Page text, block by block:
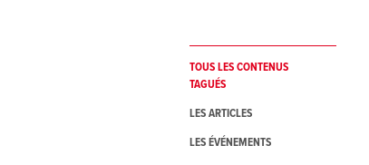
TOUS LES CONTENUS
TAGUÉS
LES ARTICLES
LES ÉVÉNEMENTS